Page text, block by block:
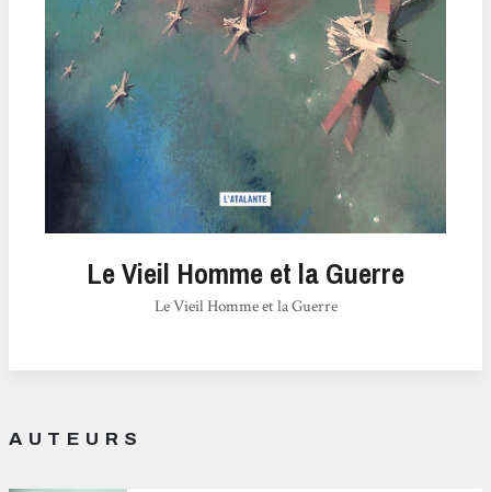
Le Vieil Homme et la Guerre
Le Vieil Homme et la Guerre
AUTEURS